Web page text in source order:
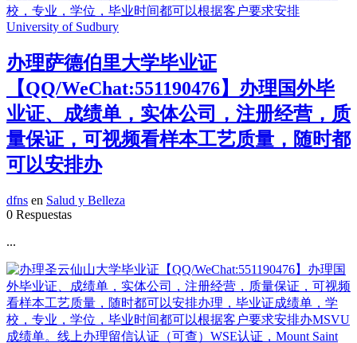
办理萨德伯里大学毕业证
【QQ/WeChat:551190476】办理国外毕
业证、成绩单，实体公司，注册经营，质
量保证，可视频看样本工艺质量，随时都
可以安排办
dfns en Salud y Belleza
0 Respuestas
...